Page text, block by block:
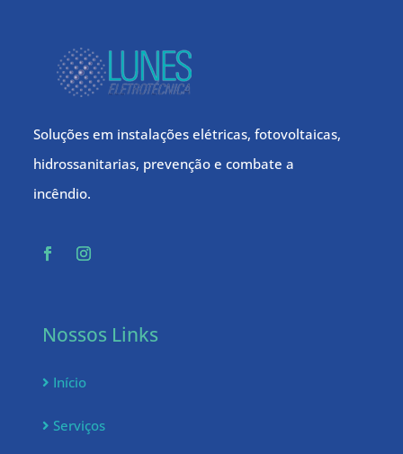
Soluções em instalações elétricas, fotovoltaicas,
hidrossanitarias, prevenção e combate a
incêndio.
Nossos Links
Início
Serviços